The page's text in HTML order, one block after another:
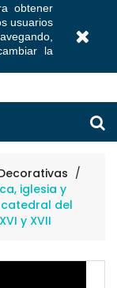
obtener
usuarios
la
iglesia y
catedral del
y XVII